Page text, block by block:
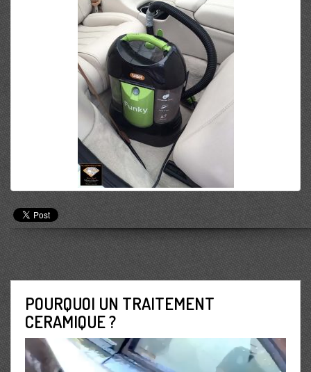
POURQUOI UN TRAITEMENT
CERAMIQUE ?
Lecteur
vidéo